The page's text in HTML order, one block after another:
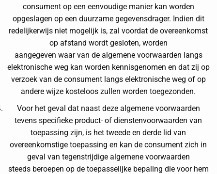
consument op een eenvoudige manier kan worden
opgeslagen op een duurzame gegevensdrager. Indien dit
redelijkerwijs niet mogelijk is, zal voordat de overeenkomst
op afstand wordt gesloten, worden
aangegeven waar van de algemene voorwaarden langs
elektronische weg kan worden kennisgenomen en dat zij op
verzoek van de consument langs elektronische weg of op
andere wijze kosteloos zullen worden toegezonden.
Voor het geval dat naast deze algemene voorwaarden
tevens specifieke product- of dienstenvoorwaarden van
toepassing zijn, is het tweede en derde lid van
overeenkomstige toepassing en kan de consument zich in
geval van tegenstrijdige algemene voorwaarden
steeds beroepen op de toepasselijke bepaling die voor hem